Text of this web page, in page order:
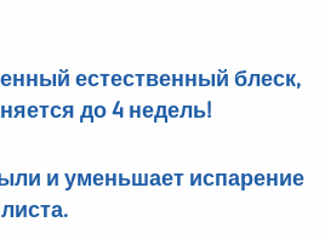
естественный блеск,
до 4 недель!
и уменьшает испарение